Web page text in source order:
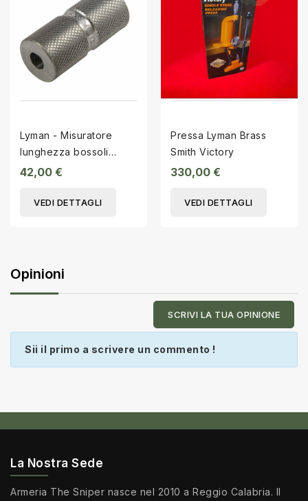
Lyman - Misuratore
lunghezza bossoli
Cal.308Win - C06010
42,00 €
VEDI DETTAGLI
Pressa Lyman Brass
Smith Victory
330,00 €
VEDI DETTAGLI
Opinioni
SCRIVI LA TUA OPINIONE
Sii il primo a scrivere un commento !
La Nostra Sede
Armeria The Sniper nasce nel 2010 a Reggio Calabria. Il